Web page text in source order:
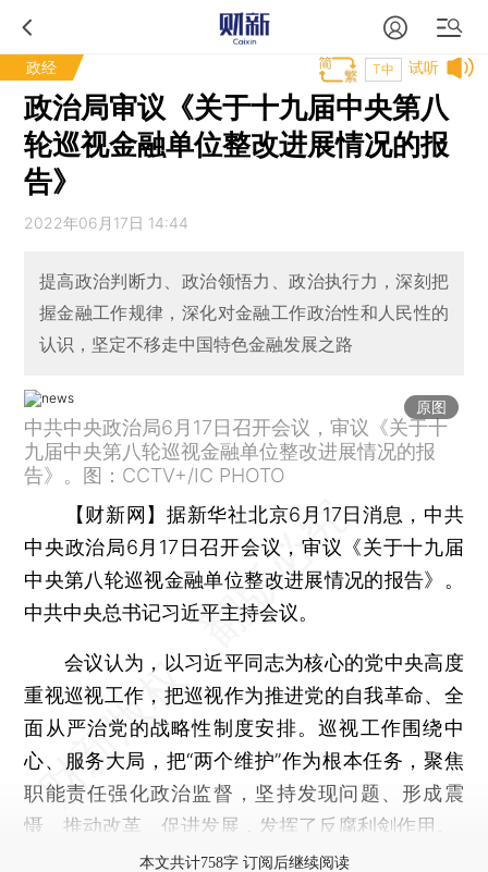
政经 试听
T中
政治局审议《关于十九届中央第八
轮巡视金融单位整改进展情况的报
告》
2022年06月17日 14:44
提高政治判断力、政治领悟力、政治执行力，深刻把
握金融工作规律，深化对金融工作政治性和人民性的
认识，坚定不移走中国特色金融发展之路
原图
中共中央政治局6月17日召开会议，审议《关于十
九届中央第八轮巡视金融单位整改进展情况的报
告》。图：CCTV+/IC PHOTO
【财新网】据新华社北京6月17日消息，中共
中央政治局6月17日召开会议，审议《关于十九届
中央第八轮巡视金融单位整改进展情况的报告》。
中共中央总书记习近平主持会议。
会议认为，以习近平同志为核心的党中央高度
重视巡视工作，把巡视作为推进党的自我革命、全
面从严治党的战略性制度安排。巡视工作围绕中
心、服务大局，把“两个维护”作为根本任务，聚焦
职能责任强化政治监督，坚持发现问题、形成震
慑、推动改革、促进发展，发挥了反腐利剑作用。
本文共计758字 订阅后继续阅读